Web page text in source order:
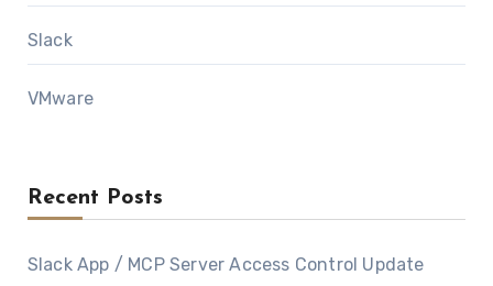
Slack
VMware
Recent Posts
Slack App / MCP Server Access Control Update